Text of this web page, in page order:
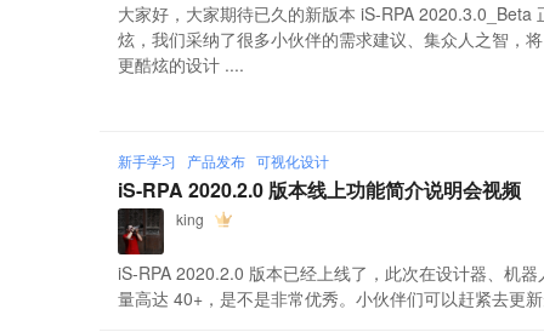
大家好，大家期待已久的新版本 iS-RPA 2020.3.0_Beta
炫，我们采纳了很多小伙伴的需求建议、集众人之智，
更酷炫的设计 ....
新手学习 产品发布 可视化设计
iS-RPA 2020.2.0 版本线上功能简介说明会视频
king
iS-RPA 2020.2.0 版本已经上线了，此次在设计器、机
量高达 40+，是不是非常优秀。小伙伴们可以赶紧去更